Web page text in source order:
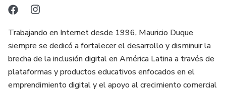
Trabajando en Internet desde 1996, Mauricio Duque
siempre se dedicó a fortalecer el desarrollo y disminuir la
brecha de la inclusión digital en América Latina a través de
plataformas y productos educativos enfocados en el
emprendimiento digital y el apoyo al crecimiento comercial